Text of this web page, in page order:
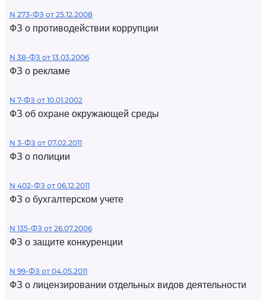
N 273-ФЗ от 25.12.2008
ФЗ о противодействии коррупции
N 38-ФЗ от 13.03.2006
ФЗ о рекламе
N 7-ФЗ от 10.01.2002
ФЗ об охране окружающей среды
N 3-ФЗ от 07.02.2011
ФЗ о полиции
N 402-ФЗ от 06.12.2011
ФЗ о бухгалтерском учете
N 135-ФЗ от 26.07.2006
ФЗ о защите конкуренции
N 99-ФЗ от 04.05.2011
ФЗ о лицензировании отдельных видов деятельности